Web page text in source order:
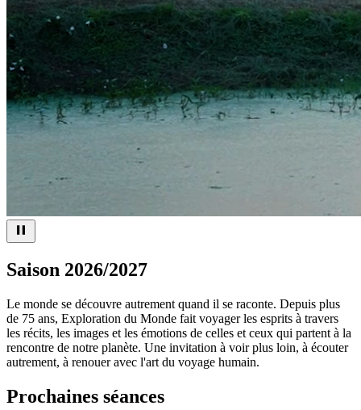
Saison 2026/2027
Le monde se découvre autrement quand il se raconte. Depuis plus
de 75 ans, Exploration du Monde fait voyager les esprits à travers
les récits, les images et les émotions de celles et ceux qui partent à la
rencontre de notre planète. Une invitation à voir plus loin, à écouter
autrement, à renouer avec l'art du voyage humain.
Prochaines séances